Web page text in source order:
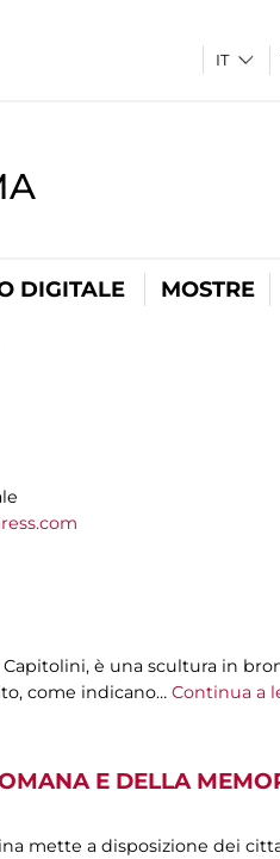
DIGITALE MOSTRE
è una scultura in
come indicano… Continua a
E DELLA
mette a disposizione dei